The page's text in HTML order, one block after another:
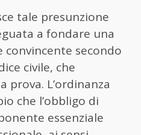
tale presunzione
a fondare una
convincente secondo
civile, che
prova. L’ordinanza
che l’obbligo di
essenziale